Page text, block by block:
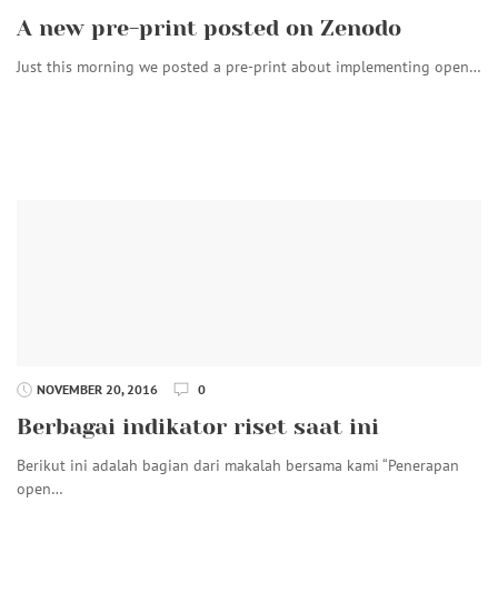
A new pre-print posted on Zenodo
Just this morning we posted a pre-print about implementing open…
NOVEMBER 20, 2016 0
Berbagai indikator riset saat ini
Berikut ini adalah bagian dari makalah bersama kami “Penerapan
open…